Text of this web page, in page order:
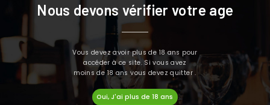
Information nutritionnelle pour
100 grs:
Valeur énergétique: 1680 kj / 406
Nous devons vérifier votre age
Vous devez avoir plus de 18 ans pour
accéder à ce site. Si vous avez
moins de 18 ans vous devez quitter .
Oui, J'ai plus de 18 ans